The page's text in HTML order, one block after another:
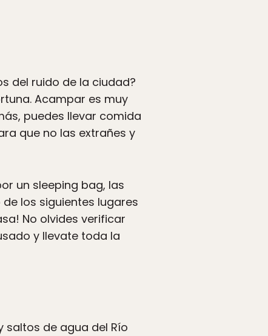
del ruido de la ciudad?
Acampar es muy
puedes llevar comida
que no las extrañes y
un sleeping bag, las
los siguientes lugares
No olvides verificar
y llevate toda la
saltos de agua del Río